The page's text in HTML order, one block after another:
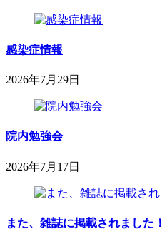
月
日
科
児
院
感染症情報
2026年7月29日
月
日
院内勉強会
2026年7月17日
月
科
また、雑誌に掲載されました！